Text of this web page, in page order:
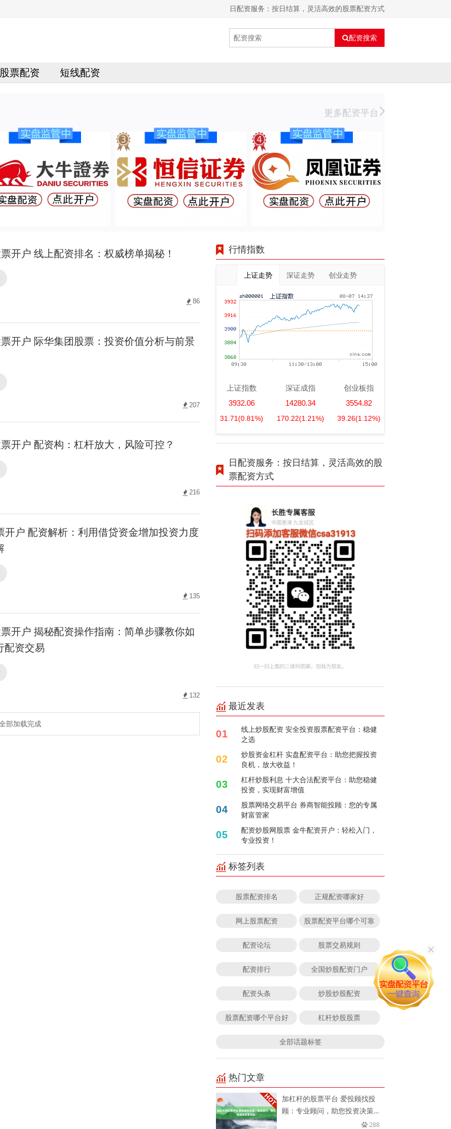
日配资服务：按日结算，灵活高效的股票配资方式
配资搜索
股票配资 短线配资
更多配资平台
开户 线上配资排名：权威榜单揭秘！
86
开户 际华集团股票：投资价值分析与前景
207
开户 配资构：杠杆放大，风险可控？
216
户 配资解析：利用借贷资金增加投资力度
135
开户 揭秘配资操作指南：简单步骤教你如
配资交易
132
部加载完成
行情指数
上证走势 深证走势 创业走势
上证指数
3932.06
31.71(0.81%)
深证成指
14280.34
170.22(1.21%)
创业板指
3554.82
39.26(1.12%)
日配资服务：按日结算，灵活高效的股
票配资方式
最近发表
01
线上炒股配资 安全投资股票配资平台：稳健
之选
02
炒股资金杠杆 实盘配资平台：助您把握投资
良机，放大收益！
03
杠杆炒股利息 十大合法配资平台：助您稳健
投资，实现财富增值
04
股票网络交易平台 券商智能投顾：您的专属
财富管家
05
配资炒股网股票 金牛配资开户：轻松入门，
专业投资！
标签列表
股票配资排名 正规配资哪家好
网上股票配资 股票配资平台哪个可靠
配资论坛 股票交易规则
配资排行 全国炒股配资门户
配资头条 炒股炒股配资
股票配资哪个平台好 杠杆炒股股票
全部话题标签
热门文章
加杠杆的股票平台 爱投顾找投
顾：专业顾问，助您投资决策更
288